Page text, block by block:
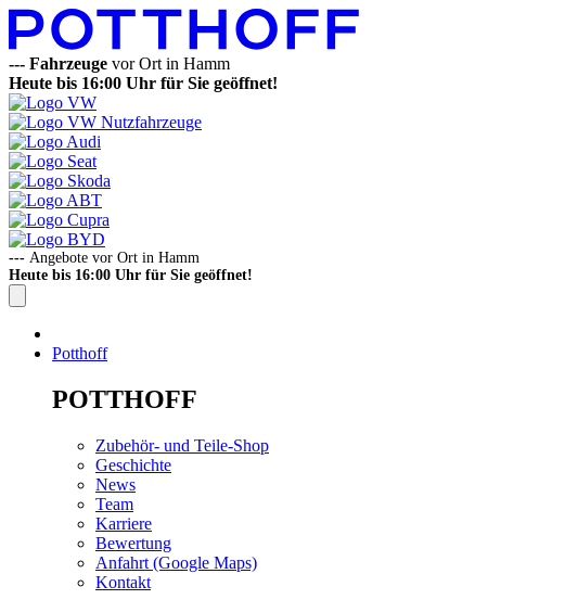
--- Fahrzeuge vor Ort in Hamm
Heute bis 16:00 Uhr für Sie geöffnet!
--- Angebote vor Ort in Hamm
Heute bis 16:00 Uhr für Sie geöffnet!
Potthoff
POTTHOFF
Zubehör- und Teile-Shop
Geschichte
News
Team
Karriere
Bewertung
Anfahrt (Google Maps)
Kontakt